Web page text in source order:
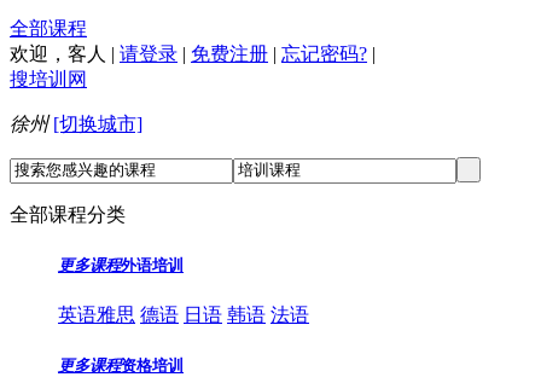
全部课程
欢迎， 客人 | 请登录 | 免费注册 | 忘记密码? |
搜培训网
徐州 [切换城市]
全部课程分类
更多课程外语培训
英语雅思 德语 日语 韩语 法语
更多课程资格培训